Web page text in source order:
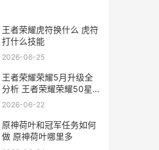
王者荣耀虎符换什么 虎符
打什么技能
2026-06-25
王者荣耀荣耀5月升级全
分析 王者荣耀荣耀50星
相当于巅峰赛多少分
2026-06-22
原神荷叶和冠军任务如何
做 原神荷叶哪里多